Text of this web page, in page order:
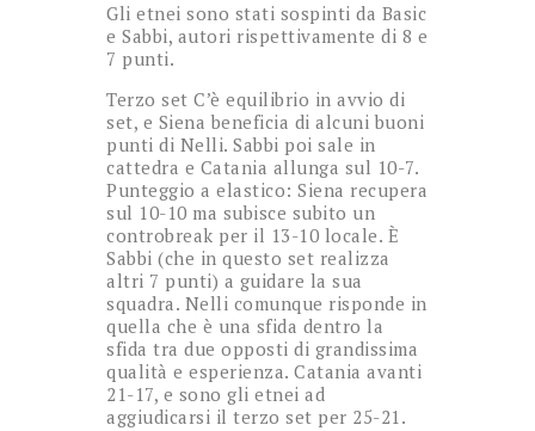
Gli etnei sono stati sospinti da Basic
e Sabbi, autori rispettivamente di 8 e
7 punti.
Terzo set C’è equilibrio in avvio di
set, e Siena beneficia di alcuni buoni
punti di Nelli. Sabbi poi sale in
cattedra e Catania allunga sul 10-7.
Punteggio a elastico: Siena recupera
sul 10-10 ma subisce subito un
controbreak per il 13-10 locale. È
Sabbi (che in questo set realizza
altri 7 punti) a guidare la sua
squadra. Nelli comunque risponde in
quella che è una sfida dentro la
sfida tra due opposti di grandissima
qualità e esperienza. Catania avanti
21-17, e sono gli etnei ad
aggiudicarsi il terzo set per 25-21.